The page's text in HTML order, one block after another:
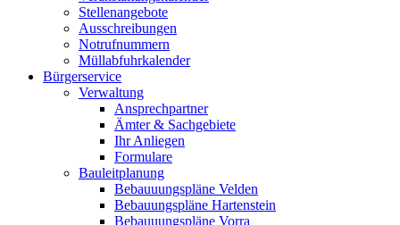
Stellenangebote
Ausschreibungen
Notrufnummern
Müllabfuhrkalender
Bürgerservice
Verwaltung
Ansprechpartner
Ämter & Sachgebiete
Ihr Anliegen
Formulare
Bauleitplanung
Bebauuungspläne Velden
Bebauungspläne Hartenstein
Bebauuungspläne Vorra